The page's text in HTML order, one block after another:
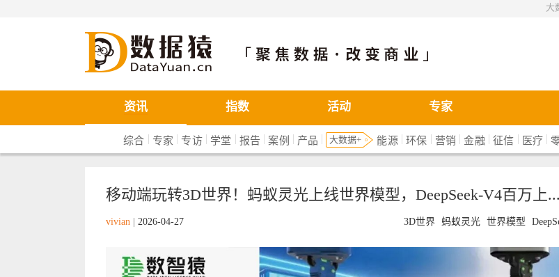
大
数据猿
资讯 指数 活动 专家
综合 | 专家 |专访| 学堂 | 报告 | 案例 | 产品 | 大数据+ 能源 |环保 | 营销 |金融 |征信 | 医疗 |
移动端玩转3D世界！蚂蚁灵光上线世界模型，DeepSeek-V4百万上...
3D世界 蚂蚁灵光 世界模型
vivian 2026-04-27